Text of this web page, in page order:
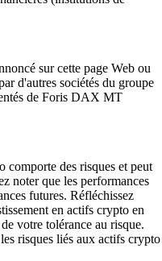
sur cette page Web ou
d'autres sociétés du groupe
de Foris DAX MT
des risques et peut
noter que les performances
futures. Réfléchissez
en actifs crypto en
votre tolérance au risque.
risques liés aux actifs crypto